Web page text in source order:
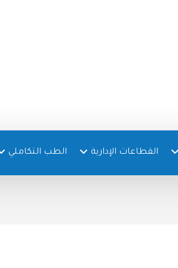
القطاعات الإدارية الطب التكاملي